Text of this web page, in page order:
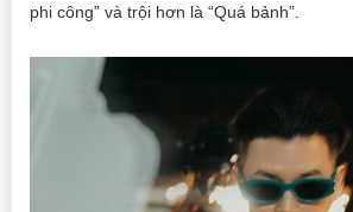
phi công” và trội hơn là “Quá bảnh”.